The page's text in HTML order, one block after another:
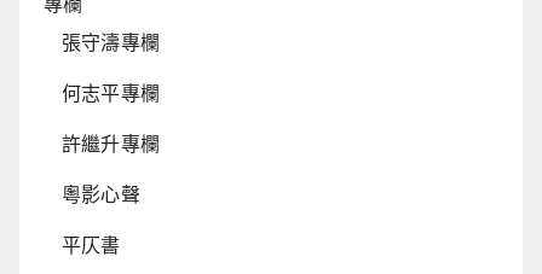
張守濤專欄
何志平專欄
許繼升專欄
粵影心聲
平仄書